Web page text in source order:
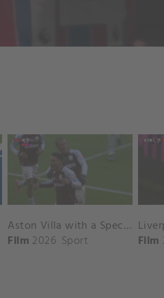
Aston Villa with a Spectacular Goal vs. Nottingham Forest
Film 2026 Sport
Film